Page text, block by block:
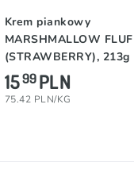
Krem piankowy
MARSHMALLOW
(STRAWBERRY), 213g
1599PLN
75.42 PLN/KG